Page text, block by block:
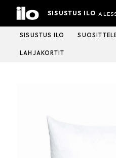
Hyppää
sisältöön
SISUSTUS ILO
SISUSTUS ILO
LAHJAKORTIT